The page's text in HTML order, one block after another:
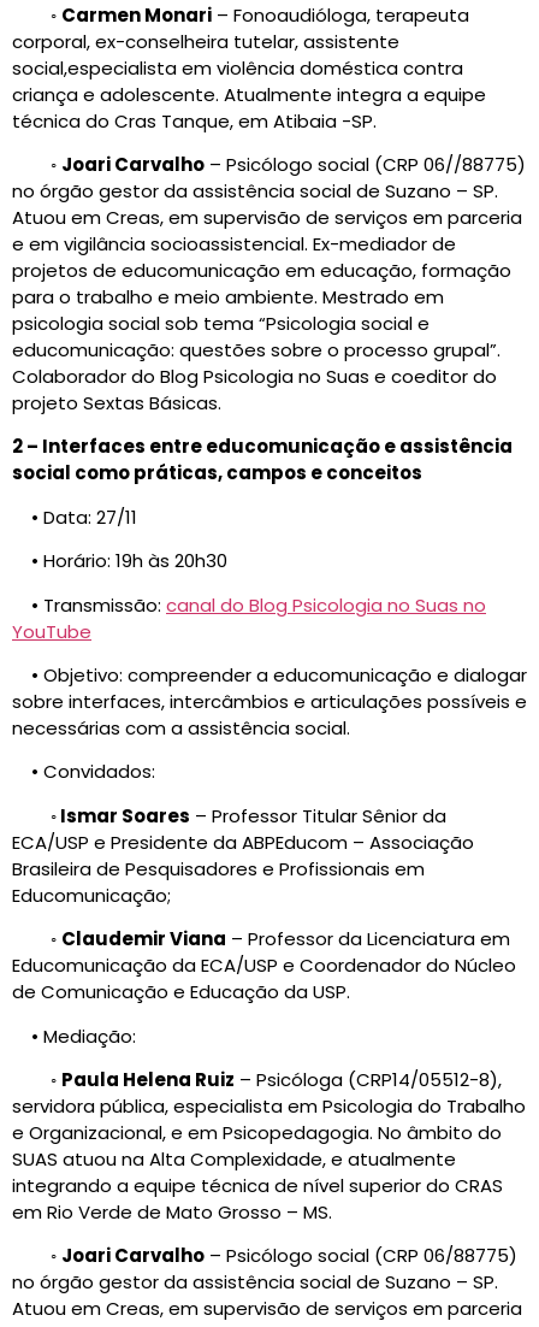
◦ Carmen Monari – Fonoaudióloga, terapeuta
corporal, ex-conselheira tutelar, assistente
social,especialista em violência doméstica contra
criança e adolescente. Atualmente integra a equipe
técnica do Cras Tanque, em Atibaia -SP.
◦ Joari Carvalho – Psicólogo social (CRP 06//88775)
no órgão gestor da assistência social de Suzano – SP.
Atuou em Creas, em supervisão de serviços em parceria
e em vigilância socioassistencial. Ex-mediador de
projetos de educomunicação em educação, formação
para o trabalho e meio ambiente. Mestrado em
psicologia social sob tema “Psicologia social e
educomunicação: questões sobre o processo grupal”.
Colaborador do Blog Psicologia no Suas e coeditor do
projeto Sextas Básicas.
2 – Interfaces entre educomunicação e assistência
social como práticas, campos e conceitos
• Data: 27/11
• Horário: 19h às 20h30
• Transmissão: canal do Blog Psicologia no Suas no
YouTube
• Objetivo: compreender a educomunicação e dialogar
sobre interfaces, intercâmbios e articulações possíveis e
necessárias com a assistência social.
• Convidados:
◦Ismar Soares – Professor Titular Sênior da
ECA/USP e Presidente da ABPEducom – Associação
Brasileira de Pesquisadores e Profissionais em
Educomunicação;
◦ Claudemir Viana – Professor da Licenciatura em
Educomunicação da ECA/USP e Coordenador do Núcleo
de Comunicação e Educação da USP.
• Mediação:
◦ Paula Helena Ruiz – Psicóloga (CRP14/05512-8),
servidora pública, especialista em Psicologia do Trabalho
e Organizacional, e em Psicopedagogia. No âmbito do
SUAS atuou na Alta Complexidade, e atualmente
integrando a equipe técnica de nível superior do CRAS
em Rio Verde de Mato Grosso – MS.
◦ Joari Carvalho – Psicólogo social (CRP 06/88775)
no órgão gestor da assistência social de Suzano – SP.
Atuou em Creas, em supervisão de serviços em parceria